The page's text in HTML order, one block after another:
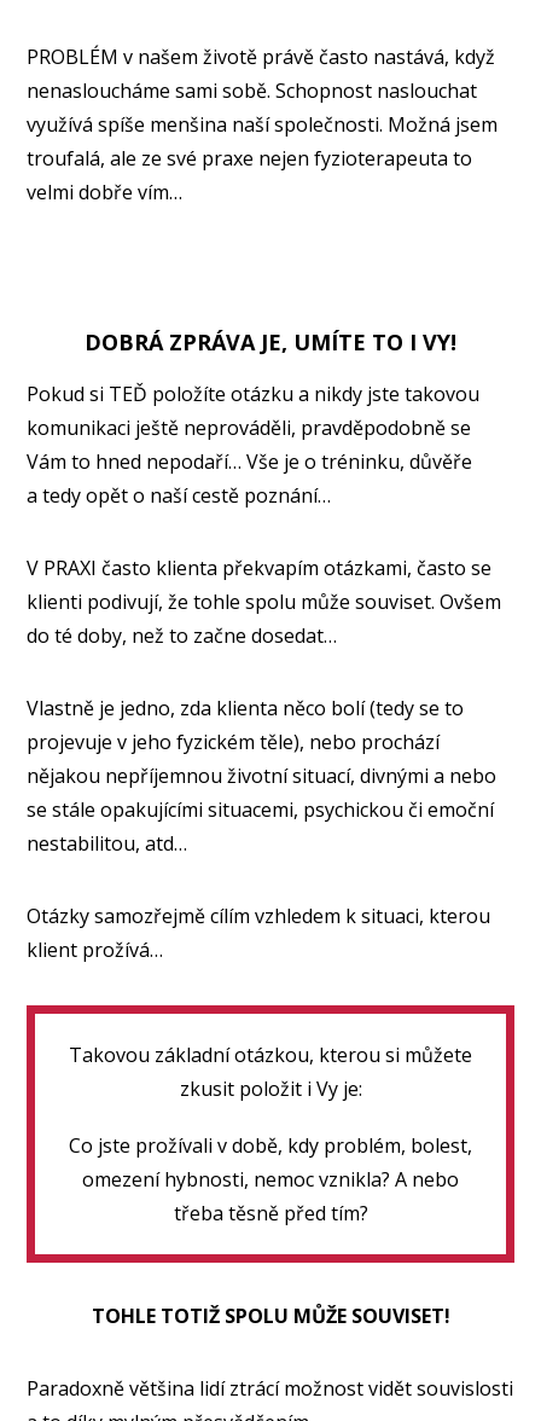
PROBLÉM v našem životě právě často nastává, když
nenasloucháme sami sobě. Schopnost naslouchat
využívá spíše menšina naší společnosti. Možná jsem
troufalá, ale ze své praxe nejen fyzioterapeuta to
velmi dobře vím…
DOBRÁ ZPRÁVA JE, UMÍTE TO I VY!
Pokud si TEĎ položíte otázku a nikdy jste takovou
komunikaci ještě neprováděli, pravděpodobně se
Vám to hned nepodaří… Vše je o tréninku, důvěře
a tedy opět o naší cestě poznání…
V PRAXI často klienta překvapím otázkami, často se
klienti podivují, že tohle spolu může souviset. Ovšem
do té doby, než to začne dosedat…
Vlastně je jedno, zda klienta něco bolí (tedy se to
projevuje v jeho fyzickém těle), nebo prochází
nějakou nepříjemnou životní situací, divnými a nebo
se stále opakujícími situacemi, psychickou či emoční
nestabilitou, atd…
Otázky samozřejmě cílím vzhledem k situaci, kterou
klient prožívá…
Takovou základní otázkou, kterou si můžete
zkusit položit i Vy je:
Co jste prožívali v době, kdy problém, bolest,
omezení hybnosti, nemoc vznikla? A nebo
třeba těsně před tím?
TOHLE TOTIŽ SPOLU MŮŽE SOUVISET!
Paradoxně většina lidí ztrácí možnost vidět souvislosti